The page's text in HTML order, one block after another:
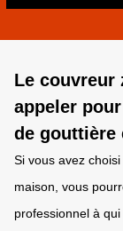
Le couvreur
appeler
de gouttière
Si vous avez
maison, vous
professionnel à